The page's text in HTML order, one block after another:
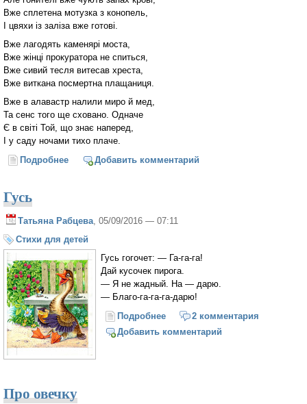
Вже сплетена мотузка з конопель,
І цвяхи із заліза вже готові.
Вже лагодять каменярі моста,
Вже жінці прокуратора не спиться,
Вже сивий тесля витесав хреста,
Вже виткана посмертна плащаниця.
Вже в алавастр налили миро й мед,
Та сенс того ще сховано. Одначе
Є в світі Той, що знає наперед,
І у саду ночами тихо плаче.
Подробнее о Перед Страсним тижнем
Добавить комментарий
Гусь
Татьяна Рабцева, 05/09/2016 — 07:11
Стихи для детей
Гусь гогочет: — Га-га-га!
Дай кусочек пирога.
— Я не жадный. На — дарю.
— Благо-га-га-га-дарю!
Подробнее о Гусь2 комментария
Добавить комментарий
Про овечку